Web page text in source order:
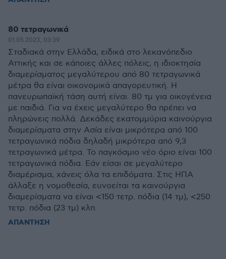
80 τετραγωνικά
01.05.2023, 03:39
Σταδιακά στην Ελλάδα, ειδικά στο λεκανόπεδιο
Αττικής και σε κάποιες άλλες πόλεις, η ιδιοκτησία
διαμερίσματος μεγαλύτερου από 80 τετραγωνικά
μέτρα θα είναι οικονομικά απαγορευτική. Η
πανευρωπαϊκή τάση αυτή είναι. 80 τμ για οικογένεια
με παιδιά. Για να έχεις μεγαλύτερο θα πρέπει να
πληρώνεις πολλά. Δεκάδες εκατομμύρια καινούργια
διαμερίσματα στην Ασία είναι μικρότερα από 100
τετραγωνικά πόδια δηλαδή μικρότερα από 9,3
τετραγωνικά μέτρα. Το παγκόσμιο νέο όριο είναι 100
τετραγωνικά πόδια. Εάν είσαι σε μεγαλύτερο
διαμέρισμα, χάνεις όλα τα επιδόματα. Στις ΗΠΑ
άλλαξε η νομοθεσία, ευνοείται τα καινούργια
διαμερίσματα να είναι <150 τετρ. πόδια (14 τμ), <250
τετρ. πόδια (23 τμ) κλπ.
ΑΠΑΝΤΗΣΗ